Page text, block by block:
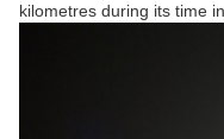
kilometres during its time